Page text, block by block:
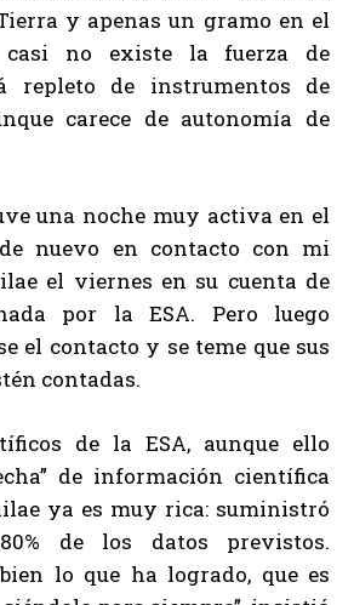
y apenas un gramo en el
casi no existe la fuerza de
repleto de instrumentos de
carece de autonomía de
una noche muy activa en el
nuevo en contacto con mi
el viernes en su cuenta de
por la ESA. Pero luego
el contacto y se teme que sus
contadas.
de la ESA, aunque ello
de información científica
ya es muy rica: suministró
de los datos previstos.
lo que ha logrado, que es